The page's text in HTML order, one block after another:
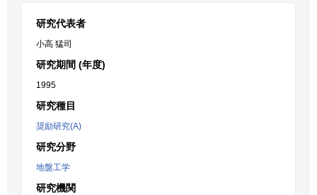
研究代表者
小高 猛司
研究期間 (年度)
1995
研究種目
奨励研究(A)
研究分野
地盤工学
研究機関